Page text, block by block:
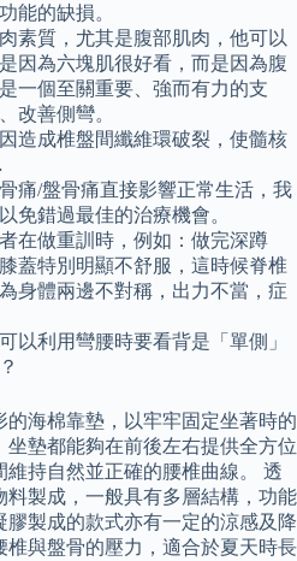
能的缺損。
素質，尤其是腹部肌肉，他可以
因為六塊肌很好看，而是因為腹
一個至關重要、強而有力的支
改善側彎。
造成椎盤間纖維環破裂，使髓核
痛/盤骨痛直接影響正常生活，我
免錯過最佳的治療機會。
在做重訓時，例如：做完深蹲
蓋特別明顯不舒服，這時候脊椎
身體兩邊不對稱，出力不當，症
以利用彎腰時要看背是「單側」
海棉靠墊，以牢牢固定坐著時的
墊都能夠在前後左右提供全方位
持自然並正確的腰椎曲線。 透
製成，一般具有多層結構，功能
膠製成的款式亦有一定的涼感及降
與盤骨的壓力，適合於夏天時長